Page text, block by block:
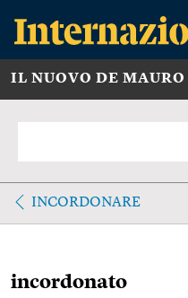
IL NUOVO DE MAURO
INCORDONARE
incordonato